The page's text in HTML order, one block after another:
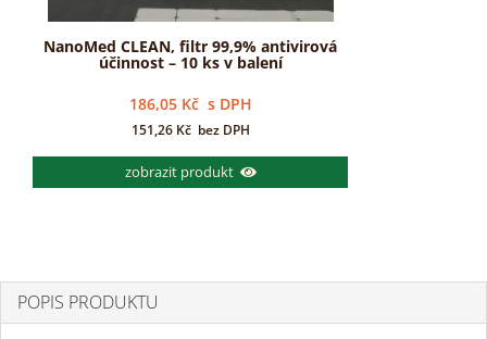
NanoMed CLEAN, filtr 99,9% antivirová
účinnost – 10 ks v balení
186,05 Kč s DPH
151,26 Kč bez DPH
zobrazit produkt
POPIS PRODUKTU